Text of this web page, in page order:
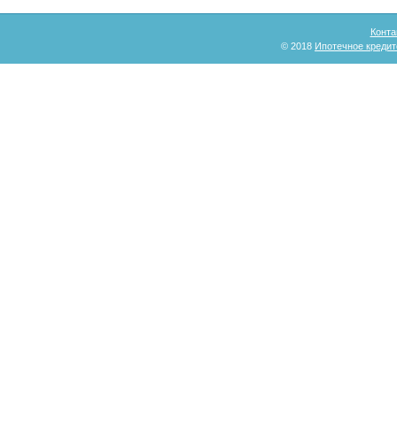
© 2018 Ипотечное